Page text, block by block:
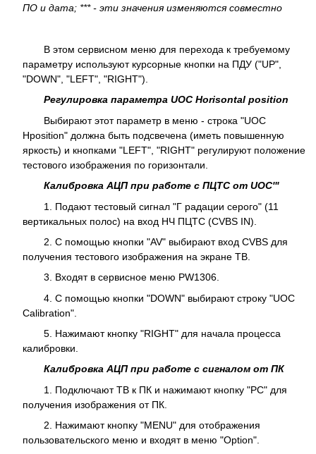
ПО и дата; *** - эти значения изменяются совместно
В этом сервисном меню для перехода к требуемому
параметру используют курсорные кнопки на ПДУ ("UP",
"DOWN", "LEFT", "RIGHT").
Регулировка параметра UOC Horisontal position
Выбирают этот параметр в меню - строка "UOC
Hposition" должна быть подсвечена (иметь повышенную
яркость) и кнопками "LEFT", "RIGHT" регулируют положение
тестового изображения по горизонтали.
Калибровка АЦП при работе с ПЦТС от UOC'"
1. Подают тестовый сигнал "Г радации серого" (11
вертикальных полос) на вход НЧ ПЦТС (CVBS IN).
2. С помощью кнопки "AV" выбирают вход CVBS для
получения тестового изображения на экране ТВ.
3. Входят в сервисное меню PW1306.
4. С помощью кнопки "DOWN" выбирают строку "UOC
Calibration".
5. Нажимают кнопку "RIGHT" для начала процесса
калибровки.
Калибровка АЦП при работе с сигналом от ПК
1. Подключают ТВ к ПК и нажимают кнопку "PC" для
получения изображения от ПК.
2. Нажимают кнопку "MENU" для отображения
пользовательского меню и входят в меню "Option".